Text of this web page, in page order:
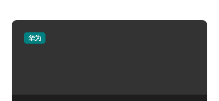
华为